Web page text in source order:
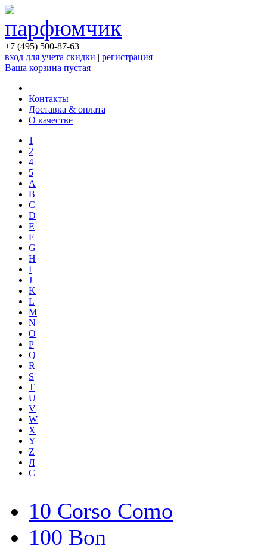
+7 (495) 500-87-63
вход для учета скидки | регистрация
Ваша корзина пустая
Контакты
Доставка & оплата
О качестве
1
2
4
5
A
B
C
D
E
F
G
H
I
J
K
L
M
N
O
P
Q
R
S
T
U
V
W
X
Y
Z
Л
С
10 Corso Como
100 Bon